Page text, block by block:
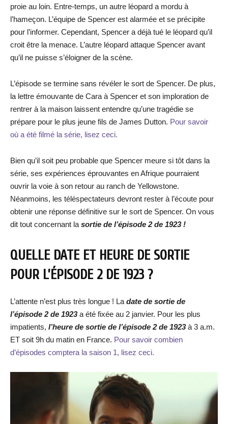
proie au loin. Entre-temps, un autre léopard a mordu à
l’hameçon. L’équipe de Spencer est alarmée et se précipite
pour l’informer. Cependant, Spencer a déjà tué le léopard qu’il
croit être la menace. L’autre léopard attaque Spencer avant
qu’il ne puisse s’éloigner de la scène.
L’épisode se termine sans révéler le sort de Spencer. De plus,
la lettre émouvante de Cara à Spencer et son imploration de
rentrer à la maison laissent entendre qu’une tragédie se
prépare pour le plus jeune fils de James Dutton. Pour savoir
où a été filmé la série, lisez ceci.
Bien qu’il soit peu probable que Spencer meure si tôt dans la
série, ses expériences éprouvantes en Afrique pourraient
ouvrir la voie à son retour au ranch de Yellowstone.
Néanmoins, les téléspectateurs devront rester à l’écoute pour
obtenir une réponse définitive sur le sort de Spencer. On vous
dit tout concernant la sortie de l’épisode 2 de 1923 !
QUELLE DATE ET HEURE DE SORTIE
POUR L’ÉPISODE 2 DE 1923 ?
L’attente n’est plus très longue ! La date de sortie de
l’épisode 2 de 1923a été fixée au 2 janvier. Pour les plus
impatients, l’heure de sortie de l’épisode 2de 1923à 3 a.m.
ET soit 9h du matin en France. Pour savoir combien
d’épisodes comptera la saison 1, lisez ceci.